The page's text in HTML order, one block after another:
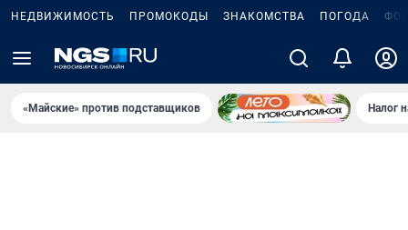
НЕДВИЖИМОСТЬ ПРОМОКОДЫ ЗНАКОМСТВА ПОГОДА
«Майские» против подставщиков Налог